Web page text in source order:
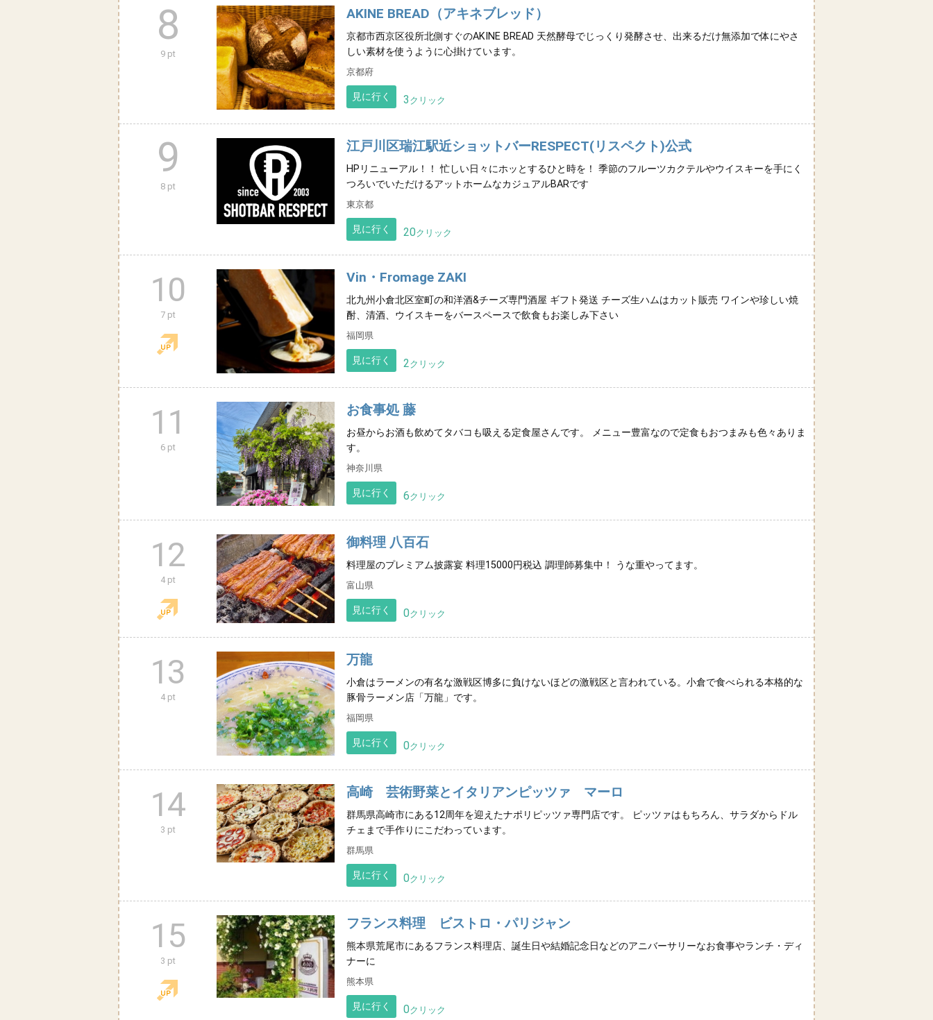
8
9 pt
AKINE BREAD（アキネブレッド）
京都市西京区役所北側すぐのAKINE BREAD 天然酵母でじっくり発酵させ、出来るだけ無添加で体にやさ
しい素材を使うように心掛けています。
京都府
見に行く 3 クリック
9
8 pt
江戸川区瑞江駅近ショットバーRESPECT(リスペクト)公式
HPリニューアル！！ 忙しい日々にホッとするひと時を！ 季節のフルーツカクテルやウイスキーを手にく
つろいでいただけるアットホームなカジュアルBARです
東京都
見に行く 20クリック
10
7 pt
Vin・Fromage ZAKI
北九州小倉北区室町の和洋酒&チーズ専門酒屋 ギフト発送 チーズ生ハムはカット販売 ワインや珍しい焼
酎、清酒、ウイスキーをバースペースで飲食もお楽しみ下さい
福岡県
見に行く 2クリック
11
6 pt
お食事処 藤
お昼からお酒も飲めてタバコも吸える定食屋さんです。 メニュー豊富なので定食もおつまみも色々ありま
す。
神奈川県
見に行く 6クリック
12
4 pt
御料理 八百石
料理屋のプレミアム披露宴 料理15000円税込 調理師募集中！ うな重やってます。
富山県
見に行く 0クリック
13
4 pt
万龍
小倉はラーメンの有名な激戦区博多に負けないほどの激戦区と言われている。小倉で食べられる本格的な
豚骨ラーメン店「万龍」です。
福岡県
見に行く 0クリック
14
3 pt
高崎 芸術野菜とイタリアンピッツァ マーロ
群馬県高崎市にある12周年を迎えたナポリピッツァ専門店です。 ピッツァはもちろん、サラダからドル
チェまで手作りにこだわっています。
群馬県
見に行く 0クリック
15
3 pt
フランス料理 ビストロ・パリジャン
熊本県荒尾市にあるフランス料理店、誕生日や結婚記念日などのアニバーサリーなお食事やランチ・ディ
ナーに
熊本県
見に行く 0クリック